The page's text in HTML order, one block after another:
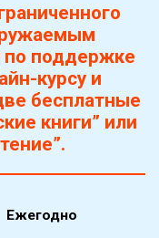
поддержке
курсу и
бесплатные
книги” или
Ежегодно